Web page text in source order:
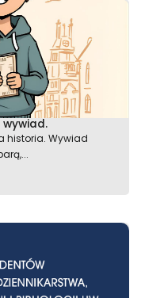
historia. Wywiad